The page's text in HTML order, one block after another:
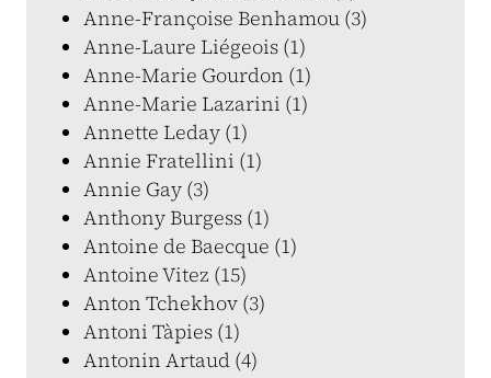
Anne-Françoise Benhamou (3)
Anne-Laure Liégeois (1)
Anne-Marie Gourdon (1)
Anne-Marie Lazarini (1)
Annette Leday (1)
Annie Fratellini (1)
Annie Gay (3)
Anthony Burgess (1)
Antoine de Baecque (1)
Antoine Vitez (15)
Anton Tchekhov (3)
Antoni Tàpies (1)
Antonin Artaud (4)